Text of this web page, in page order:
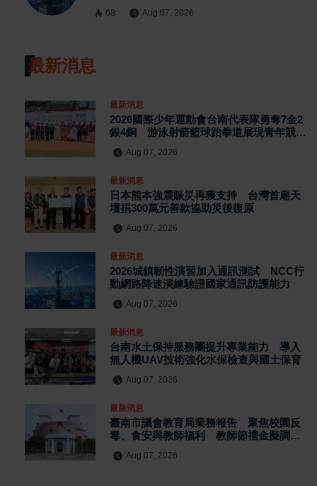
68 Aug 07, 2026
最新消息
最新消息
2026國際少年運動會台南代表隊勇奪7金2
銀4銅 游泳射箭籃球跆拳道展現青年競技
Aug 07, 2026
最新消息
日本熊本強震賑災再獲支持 台灣首廟天
壇捐300萬元善款協助災後復原
Aug 07, 2026
最新消息
2026城鎮韌性演習加入通訊測試 NCC行
動網路降速演練驗證國家通訊防護能力
Aug 07, 2026
最新消息
台南水土保持服務團提升專業能力 導入
無人機UAV技術強化水保檢查與國土保育
Aug 07, 2026
最新消息
臺南市議會教育局業務報告 聚焦校園反
毒、食安與教師福利 教師節禮金擬調升
Aug 07, 2026